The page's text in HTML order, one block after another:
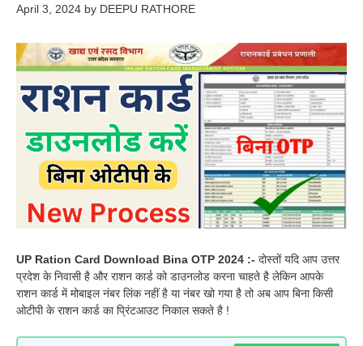
April 3, 2024 by DEEPU RATHORE
UP Ration Card Download Bina OTP 2024 :- दोस्तों यदि आप उत्तर
प्रदेश के निवासी है और राशन कार्ड को डाउनलोड करना चाहते है लेकिन आपके
राशन कार्ड में मोबाइल नंबर लिंक नहीं है या नंबर खो गया है तो अब आप बिना किसी
ओटीपी के राशन कार्ड का प्रिंटआउट निकाल सकते है !